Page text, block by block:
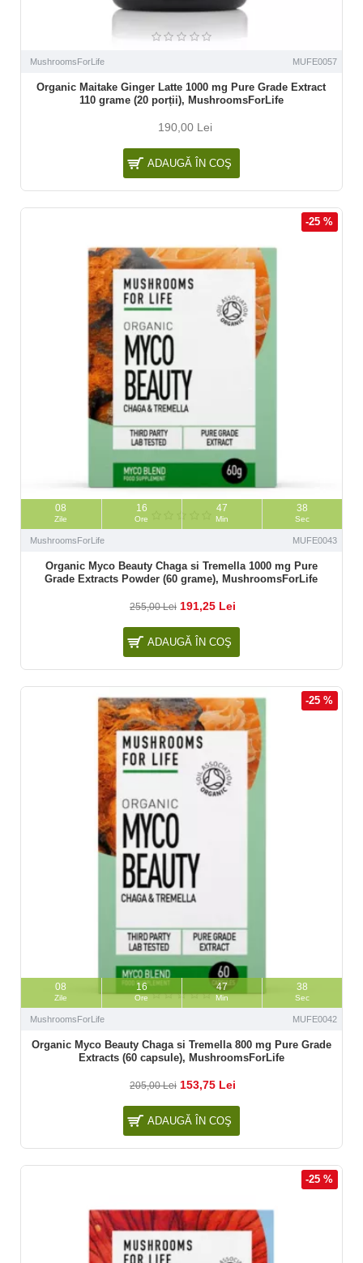
MushroomsForLife MUFE0057
Organic Maitake Ginger Latte 1000 mg Pure Grade Extract
110 grame (20 porții), MushroomsForLife
190,00 Lei
ADAUGĂ ÎN COŞ
-25 %
08
Zile
16
Ore
47
Min
37
Sec
MushroomsForLife MUFE0043
Organic Myco Beauty Chaga si Tremella 1000 mg Pure
Grade Extracts Powder (60 grame), MushroomsForLife
255,00 Lei 191,25 Lei
ADAUGĂ ÎN COŞ
-25 %
08
Zile
16
Ore
47
Min
37
Sec
MushroomsForLife MUFE0042
Organic Myco Beauty Chaga si Tremella 800 mg Pure Grade
Extracts (60 capsule), MushroomsForLife
205,00 Lei 153,75 Lei
ADAUGĂ ÎN COŞ
-25 %